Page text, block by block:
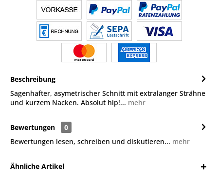
Beschreibung
Sagenhafter, asymetrischer Schnitt mit extralanger Strähne
und kurzem Nacken. Absolut hip!... mehr
Bewertungen
0
Bewertungen lesen, schreiben und diskutieren... mehr
Ähnliche Artikel